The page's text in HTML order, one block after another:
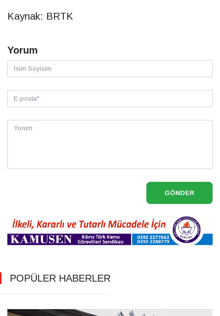
Kaynak: BRTK
Yorum
GÖNDER
POPÜLER HABERLER